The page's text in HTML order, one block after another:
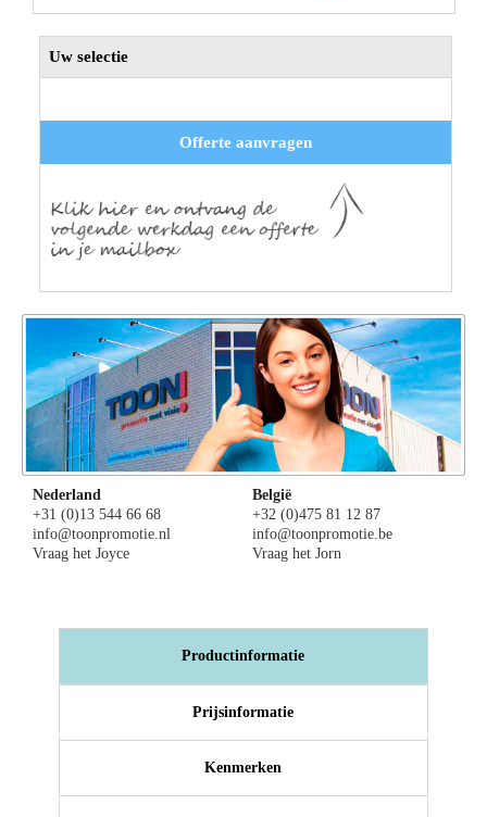
Uw selectie
Offerte aanvragen
Nederland
+31 (0)13 544 66 68
info@toonpromotie.nl
Vraag het Joyce
België
+32 (0)475 81 12 87
info@toonpromotie.be
Vraag het Jorn
Productinformatie
Prijsinformatie
Kenmerken